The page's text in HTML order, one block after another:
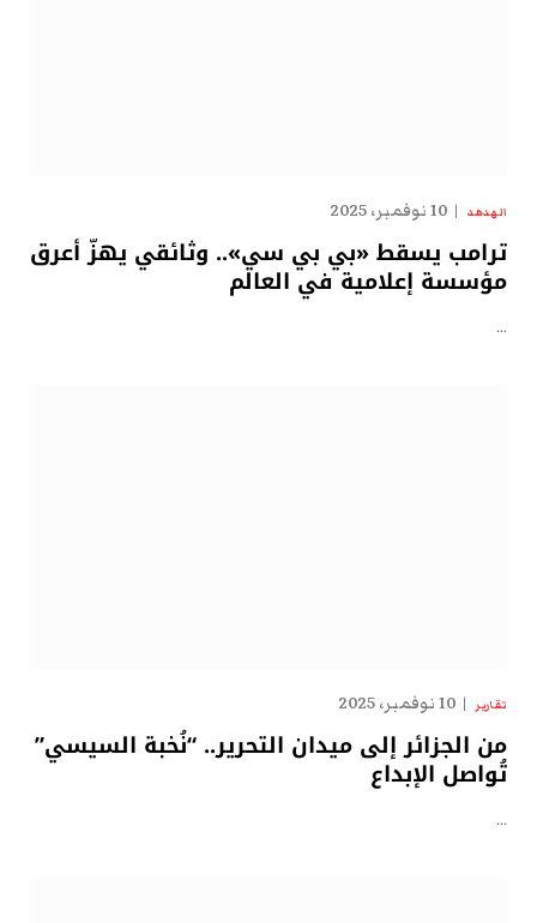
الهدهد 10 نوفمبر، 2025
ترامب يسقط «بي بي سي».. وثائقي يهزّ أعرق
مؤسسة إعلامية في العالم
…
تقارير 10 نوفمبر، 2025
من الجزائر إلى ميدان التحرير.. “نُخبة السيسي”
تُواصل الإبداع
…